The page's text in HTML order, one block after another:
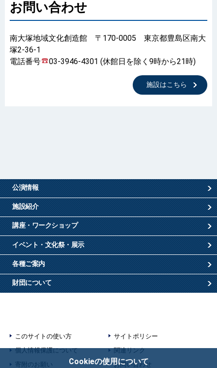
Cookieの使用について
お問い合わせ
南大塚地域文化創造館 〒170-0005 東京都豊島区南大
塚2-36-1
電話番号
03-3946-4301 (休館日を除く9時から21時)
施設はこちら
公演情報
施設紹介
講座・ワークショップ
イベント・文化祭・展示
各種ご案内
財団について
このサイトの使い方
サイトポリシー
個人情報保護について
関連リンク
寄附のお願い
お問い合わせ